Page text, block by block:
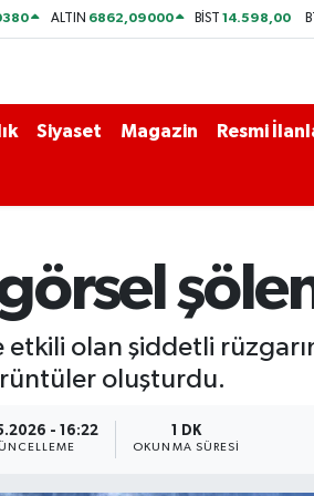
ALTIN 6862,09000 BİST14.598,00
Siyaset Magazin Resmi
etkili olan şiddetli
oluşturdu.
- 16:22 1 DK
OKUNMA SÜRESI